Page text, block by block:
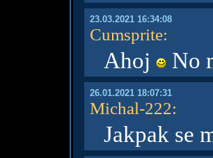
23.03.2021 16:34:08
Cumsprite:
Ahoj No
26.01.2021 18:07:31
Michal-222:
Jakpak se